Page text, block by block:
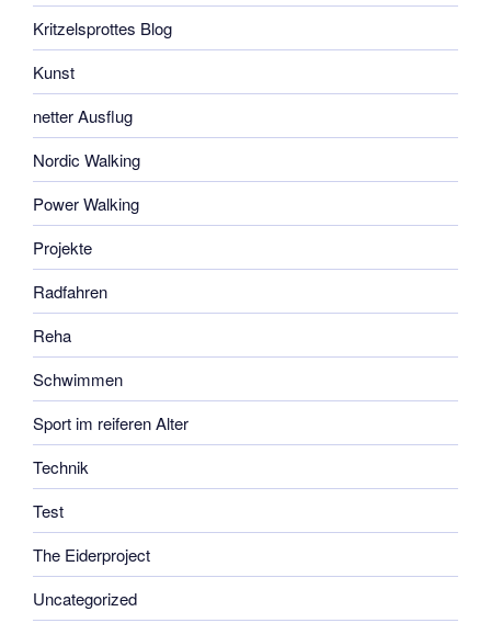
Kritzelsprottes Blog
Kunst
netter Ausflug
Nordic Walking
Power Walking
Projekte
Radfahren
Reha
Schwimmen
Sport im reiferen Alter
Technik
Test
The Eiderproject
Uncategorized